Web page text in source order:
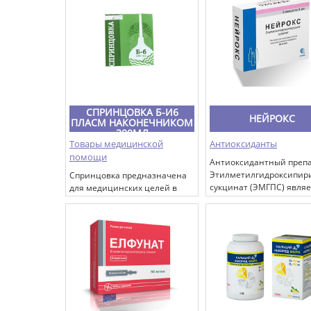
СПРИНЦОВКА Б-И6
ПЛАСМ НАКОНЕЧНИКОМ
300МЛ
Товары медицинской
помощи
Спринцовка предназначена
для медицинских целей в
лечебных учреждениях и для
использования для
ирригации (орошения)
влагалища.
НЕЙРОКС
Антиоксиданты
Антиоксидантный
сукцинат (ЭМГПС)
ингибитором
мембранопротектором,
обладающим
антигипоксическим,
стрессопротекторным,
ноотропным,
противосудорожным и